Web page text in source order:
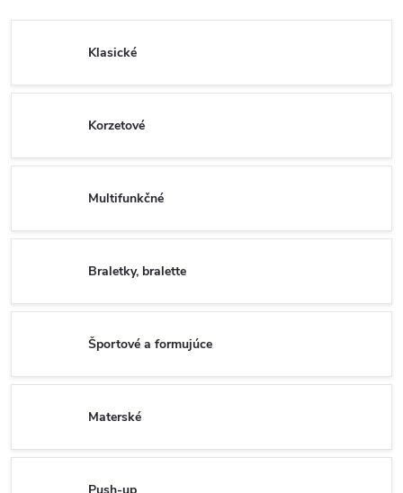
Klasické
Korzetové
Multifunkčné
Braletky, bralette
Športové a formujúce
Materské
Push-up